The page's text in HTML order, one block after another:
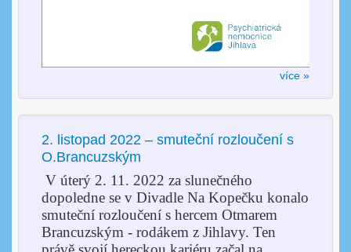
více »
2. listopad 2022 – smuteční rozloučení s
O.Brancuzským
V úterý 2. 11. 2022 za slunečného
dopoledne se v Divadle Na Kopečku konalo
smuteční rozloučení s hercem Otmarem
Brancuzským - rodákem z Jihlavy. Ten